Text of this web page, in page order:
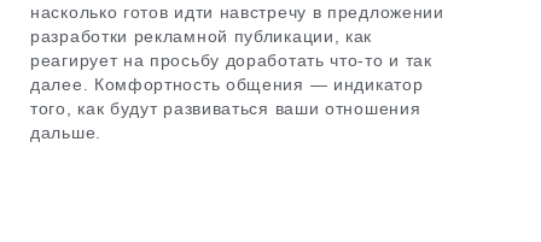
насколько готов идти навстречу в предложении
разработки рекламной публикации, как
реагирует на просьбу доработать что-то и так
далее. Комфортность общения — индикатор
того, как будут развиваться ваши отношения
дальше.